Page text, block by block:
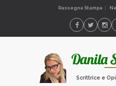
Rassegna Stampa
Scrittrice e